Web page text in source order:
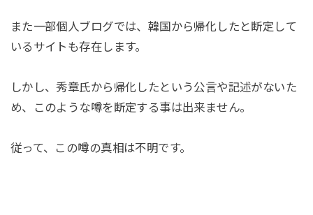
また一部個人ブログでは、韓国から帰化したと断定して
いるサイトも存在します。
しかし、秀章氏から帰化したという公言や記述がないた
め、このような噂を断定する事は出来ません。
従って、この噂の真相は不明です。